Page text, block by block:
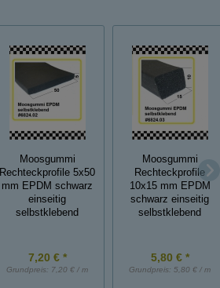
Moosgummi
Rechteckprofile 5x50
mm EPDM schwarz
einseitig
selbstklebend
7,20 € *
Grundpreis: 7,20 € / m
Moosgummi
Rechteckprofile
10x15 mm EPDM
schwarz einseitig
selbstklebend
5,80 € *
Grundpreis: 5,80 € / m